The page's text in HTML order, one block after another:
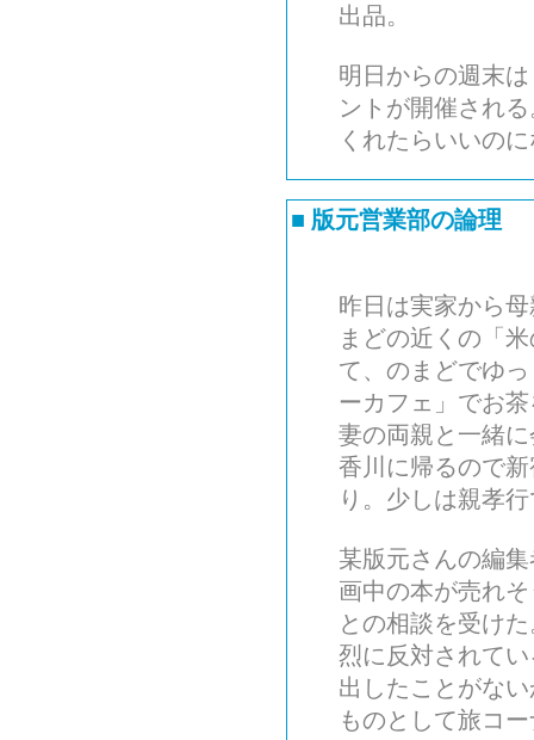
出品。
明日からの週末
ントが開催され
くれたらいいの
■ 版元営業部の論理
昨日は実家から
まどの近くの「
て、のまどでゆ
ーカフェ」でお
妻の両親と一緒
香川に帰るので
り。少しは親孝
某版元さんの編
画中の本が売れ
との相談を受け
烈に反対されて
出したことがな
ものとして旅コ